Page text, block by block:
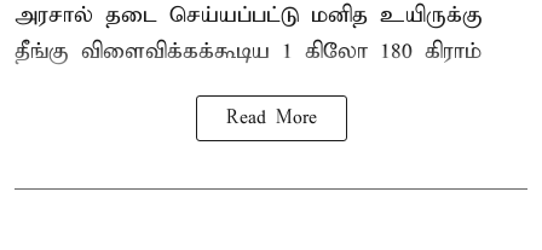
அரசால் தடை செய்யப்பட்டு மனித உயிருக்கு
தீங்கு விளைவிக்கக்கூடிய 1 கிலோ 180 கிராம்
Read More